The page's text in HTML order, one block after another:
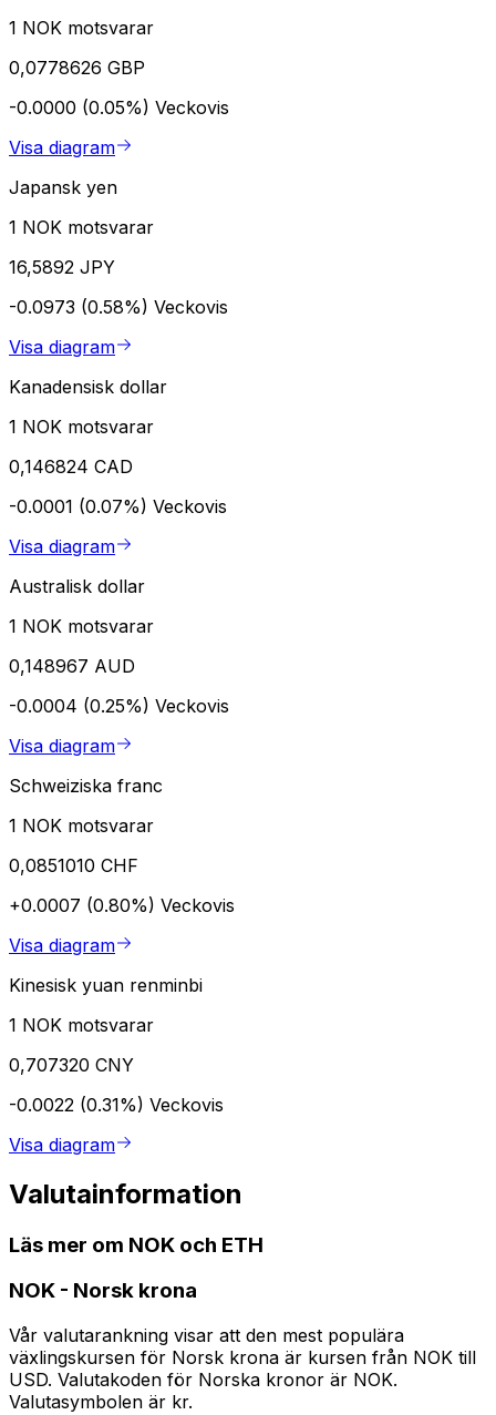
1 NOK motsvarar
0,0778626 GBP
-0.0000 (0.05%) Veckovis
Visa diagram
Japansk yen
1 NOK motsvarar
16,5892 JPY
-0.0973 (0.58%) Veckovis
Visa diagram
Kanadensisk dollar
1 NOK motsvarar
0,146824 CAD
-0.0001 (0.07%) Veckovis
Visa diagram
Australisk dollar
1 NOK motsvarar
0,148967 AUD
-0.0004 (0.25%) Veckovis
Visa diagram
Schweiziska franc
1 NOK motsvarar
0,0851010 CHF
+0.0007 (0.80%) Veckovis
Visa diagram
Kinesisk yuan renminbi
1 NOK motsvarar
0,707320 CNY
-0.0022 (0.31%) Veckovis
Visa diagram
Valutainformation
Läs mer om NOK och ETH
NOK - Norsk krona
Vår valutarankning visar att den mest populära
växlingskursen för Norsk krona är kursen från NOK till
USD. Valutakoden för Norska kronor är NOK.
Valutasymbolen är kr.